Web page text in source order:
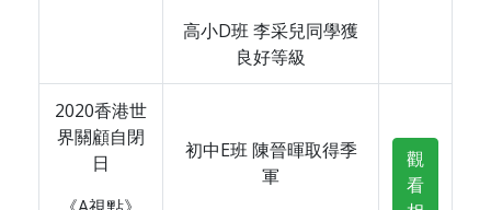
高小D班 李采兒同學獲
良好等級
2020香港世
界關顧自閉
日
初中E班 陳晉暉取得季
軍
觀
看